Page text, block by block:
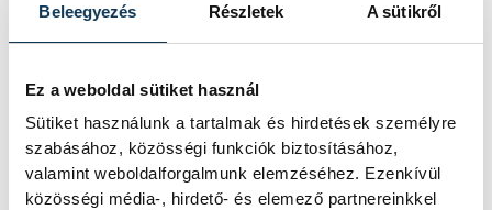
Beleegyezés Részletek A sütikről
Ez a weboldal sütiket használ
Sütiket használunk a tartalmak és hirdetések személyre
szabásához, közösségi funkciók biztosításához,
valamint weboldalforgalmunk elemzéséhez. Ezenkívül
közösségi média-, hirdető- és elemező partnereinkkel
inflációs adatot.
Sorra kerülnek elő
világháborús leletek az
alacsony Dunából